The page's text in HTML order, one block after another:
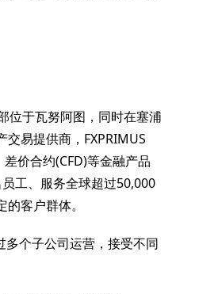
位于瓦努阿图，同时在塞浦
易提供商，FXPRIMUS
价合约(CFD)等金融产品
工、服务全球超过50,000
客户群体。
多个子公司运营，接受不同